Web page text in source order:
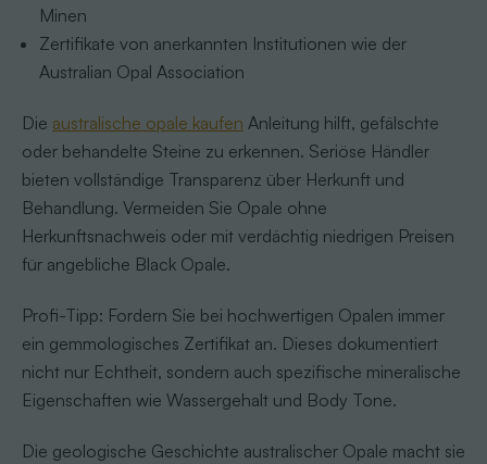
Minen
Zertifikate von anerkannten Institutionen wie der
Australian Opal Association
Die australische opale kaufen Anleitung hilft, gefälschte
oder behandelte Steine zu erkennen. Seriöse Händler
bieten vollständige Transparenz über Herkunft und
Behandlung. Vermeiden Sie Opale ohne
Herkunftsnachweis oder mit verdächtig niedrigen Preisen
für angebliche Black Opale.
Profi-Tipp: Fordern Sie bei hochwertigen Opalen immer
ein gemmologisches Zertifikat an. Dieses dokumentiert
nicht nur Echtheit, sondern auch spezifische mineralische
Eigenschaften wie Wassergehalt und Body Tone.
Die geologische Geschichte australischer Opale macht sie